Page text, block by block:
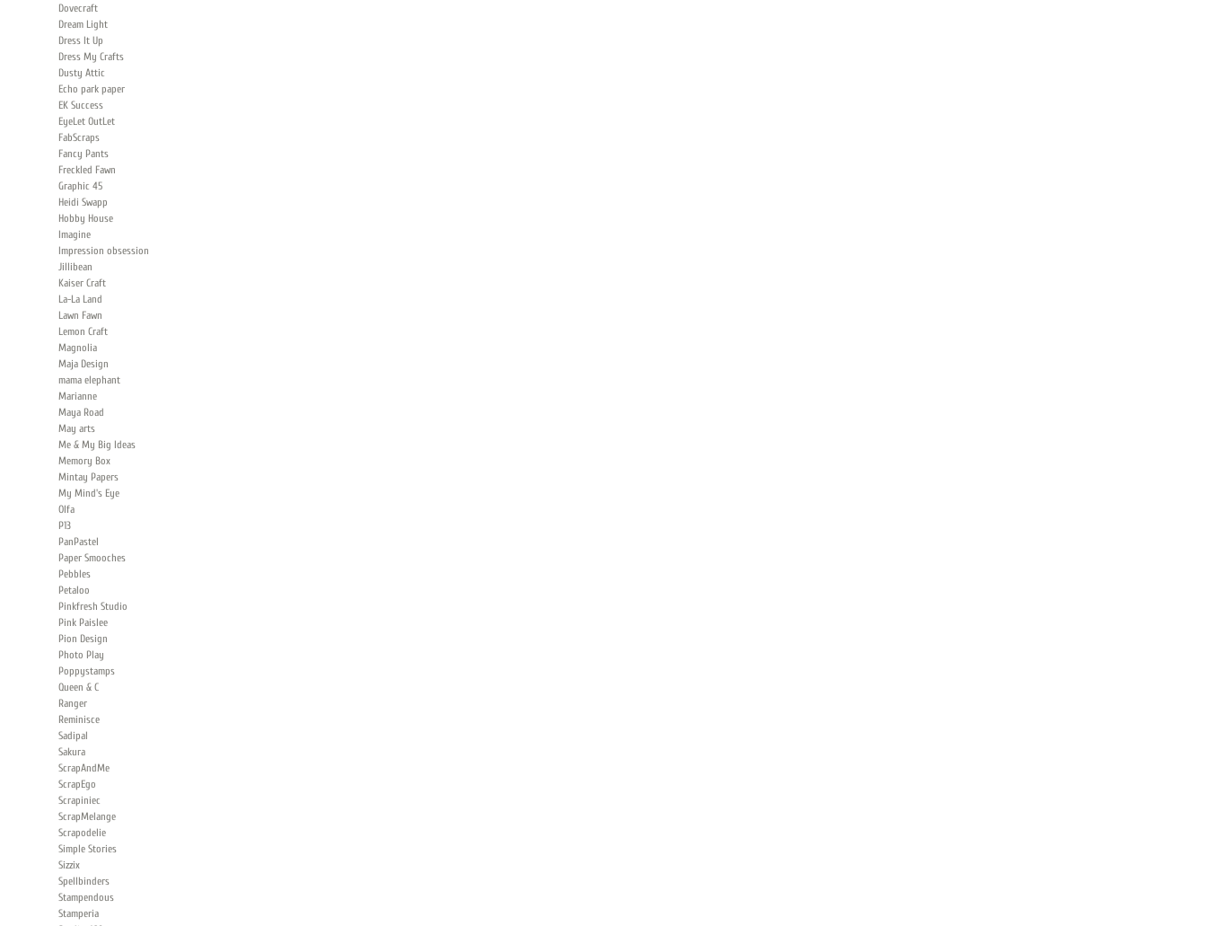
Dovecraft
Dream Light
Dress It Up
Dress My Crafts
Dusty Attic
Echo park paper
EK Success
EyeLet OutLet
FabScraps
Fancy Pants
Freckled Fawn
Graphic 45
Heidi Swapp
Hobby House
Imagine
Impression obsession
Jillibean
Kaiser Сraft
La-La Land
Lawn Fawn
Lemon Craft
Magnolia
Maja Design
mama elephant
Marianne
Maya Road
May arts
Me & My Big Ideas
Memory Box
Mintay Papers
My Mind's Eye
Olfa
P13
PanPastel
Paper Smooches
Pebbles
Petaloo
Pinkfresh Studio
Pink Paislee
Pion Design
Photo Play
Poppystamps
Queen & C
Ranger
Reminisce
Sadipal
Sakura
ScrapAndMe
ScrapEgo
Scrapiniec
ScrapMelange
Scrapodelie
Simple Stories
Sizzix
Spellbinders
Stampendous
Stamperia